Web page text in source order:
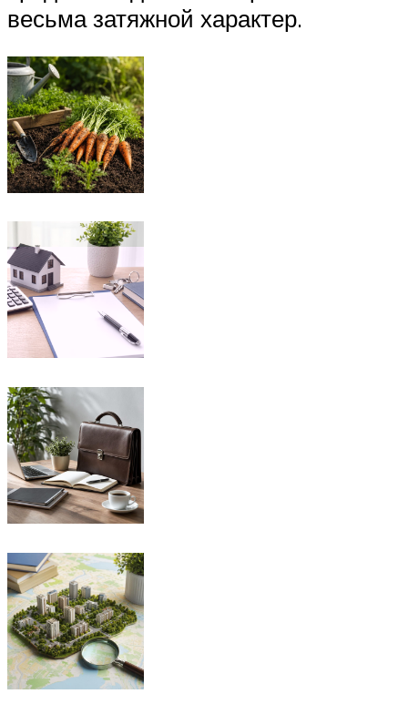
весьма затяжной характер.